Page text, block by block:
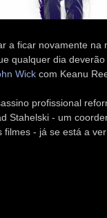
a ficar novamente
qualquer dia
Wick com Keanu
profissional
Stahelski - um
- já se está a